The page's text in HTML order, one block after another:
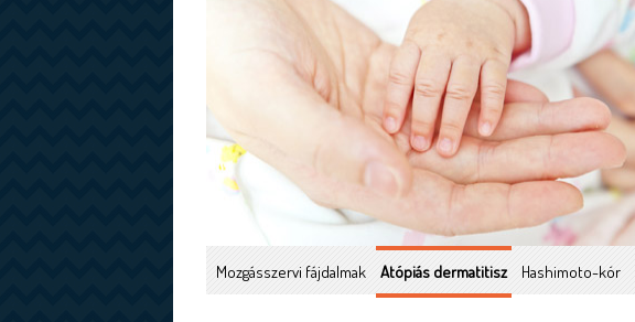
Mozgásszervi fájdalmak Atópiás dermatitisz Hashimoto-kór